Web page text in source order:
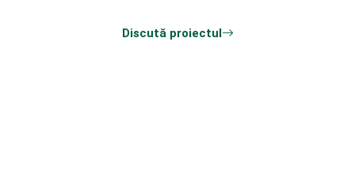
Discută proiectul